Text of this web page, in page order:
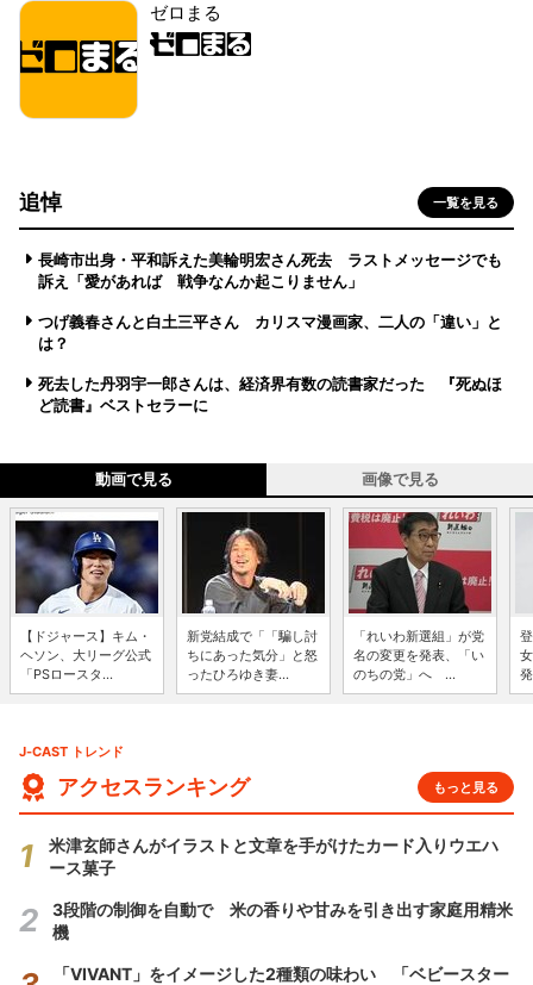
ゼロまる
追悼 一覧を見る
長崎市出身・平和訴えた美輪明宏さん死去 ラストメッセージでも
訴え「愛があれば 戦争なんか起こりません」
つげ義春さんと白土三平さん カリスマ漫画家、二人の「違い」と
は？
死去した丹羽宇一郎さんは、経済界有数の読書家だった 『死ぬほ
ど読書』ベストセラーに
動画で見る 画像で見る
【ドジャース】キム・
ヘソン、大リーグ公式
「PSロースタ...
新党結成で「「騙し討
ちにあった気分」と怒
ったひろゆき妻...
「れいわ新選組」が党
名の変更を発表、「い
のちの党」へ ...
J-CAST トレンド
アクセスランキング もっと見る
米津玄師さんがイラストと文章を手がけたカード入りウエハ
ース菓子
3段階の制御を自動で 米の香りや甘みを引き出す家庭用精米
機
「VIVANT」をイメージした2種類の味わい 「ベビースター